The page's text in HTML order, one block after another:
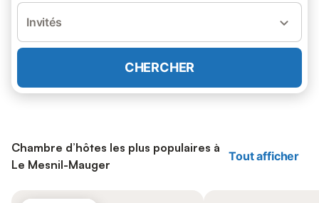
Invités
CHERCHER
Chambre d’hôtes les plus populaires à
Le Mesnil-Mauger
Tout afficher